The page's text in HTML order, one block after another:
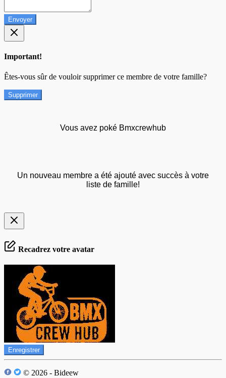
Envoyer
Important!
Êtes-vous sûr de vouloir supprimer ce membre de votre famille?
Supprimer
Vous avez poké Bmxcrewhub
Un nouveau membre a été ajouté avec succès à votre
liste de famille!
Recadrez votre avatar
Enregistrer
© 2026 - Bideew